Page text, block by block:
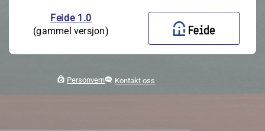
Feide 1.0
(gammel versjon)
Personvern Kontakt oss